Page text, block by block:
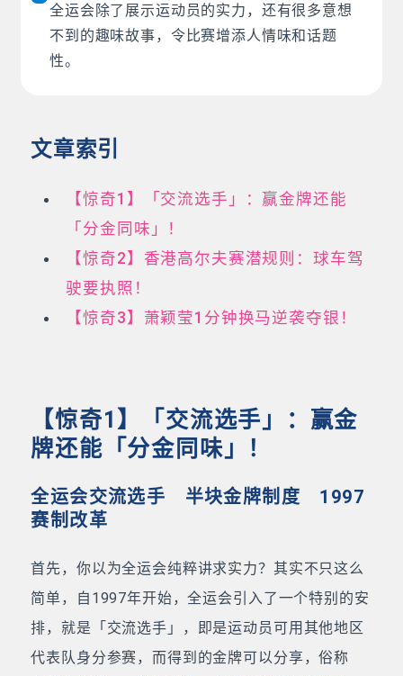
全运会除了展示运动员的实力，还有很多意想
不到的趣味故事，令比赛增添人情味和话题
性。
文章索引
【惊奇1】「交流选手」：赢金牌还能
「分金同味」！
【惊奇2】香港高尔夫赛潜规则：球车驾
驶要执照！
【惊奇3】萧颖莹1分钟换马逆袭夺银！
【惊奇1】「交流选手」：赢金
牌还能「分金同味」！
全运会交流选手 半块金牌制度 1997
赛制改革
首先，你以为全运会纯粹讲求实力？其实不只这么
简单，自1997年开始，全运会引入了一个特别的安
排，就是「交流选手」，即是运动员可用其他地区
代表队身分参赛，而得到的金牌可以分享，俗称